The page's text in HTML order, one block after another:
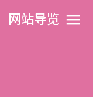
网站导览